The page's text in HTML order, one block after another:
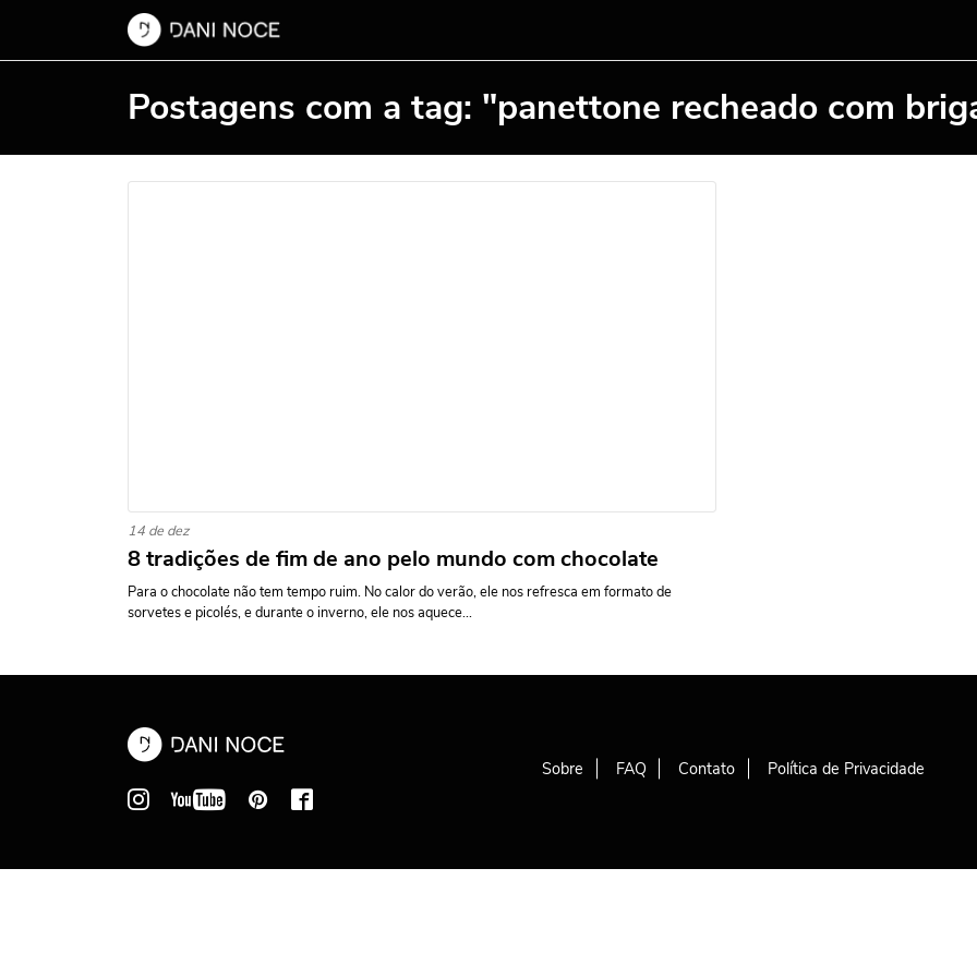
Postagens com a tag: "panettone recheado com
14 de dez
8 tradições de fim de ano pelo mundo com chocolate
Para o chocolate não tem tempo ruim. No calor do verão, ele nos refresca em formato de
sorvetes e picolés, e durante o inverno, ele nos aquece...
Sobre FAQ Contato Política de Privacidade